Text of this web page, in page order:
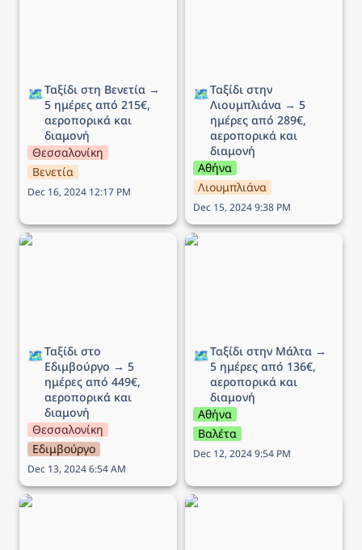
🗺️Ταξίδι στη Βενετία →
5 ημέρες από 215€,
αεροπορικά και
διαμονή
Θεσσαλονίκη
Βενετία
Dec 16, 2024 12:17 PM
🗺️Ταξίδι στην
Λιουμπλιάνα → 5
ημέρες από 289€,
αεροπορικά και
διαμονή
Αθήνα
Λιουμπλιάνα
Dec 15, 2024 9:38 PM
Ταξίδι στο Εδιμβούργο →
🗺️Ταξίδι στο
Εδιμβούργο → 5
ημέρες από 449€,
αεροπορικά και
διαμονή
Θεσσαλονίκη
Εδιμβούργο
Dec 13, 2024 6:54 AM
Ταξίδι στην Μάλτα → 5
🗺️Ταξίδι στην Μάλτα →
5 ημέρες από 136€,
αεροπορικά και
διαμονή
Αθήνα
Βαλέτα
Dec 12, 2024 9:54 PM
Ταξίδι στη Λυών (Αγίου
Ταξίδι στην Νάπολη